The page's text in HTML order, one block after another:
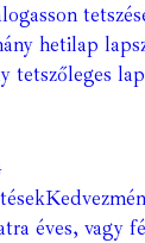
hetilap
tetszőleges
éves, vagy